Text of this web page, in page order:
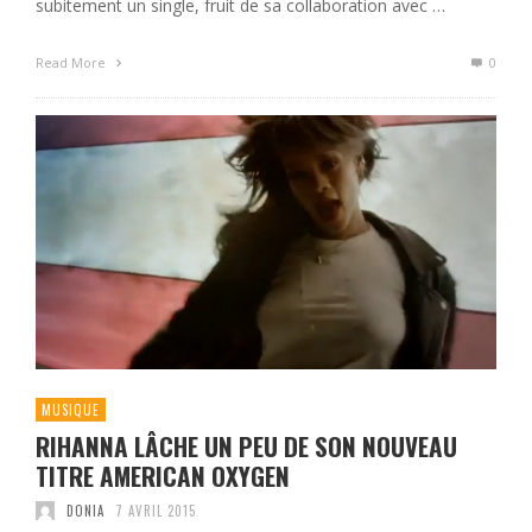
subitement un single, fruit de sa collaboration avec …
Read More 0
MUSIQUE
RIHANNA LÂCHE UN PEU DE SON NOUVEAU
TITRE AMERICAN OXYGEN
DONIA 7 AVRIL 2015